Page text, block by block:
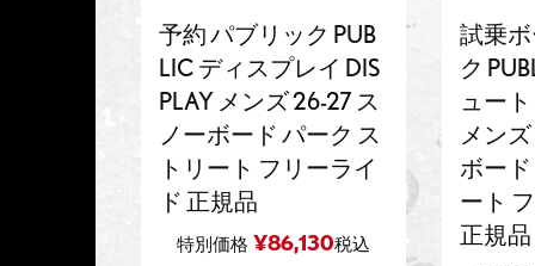
予約 パブリック PUB
LIC ディスプレイ DIS
PLAY メンズ 26-27 ス
ノーボード パーク ス
トリート フリーライ
ド 正規品
特別価格 ¥86,130税込
試乗
ク
ュート
メン
ボー
ート
正規品